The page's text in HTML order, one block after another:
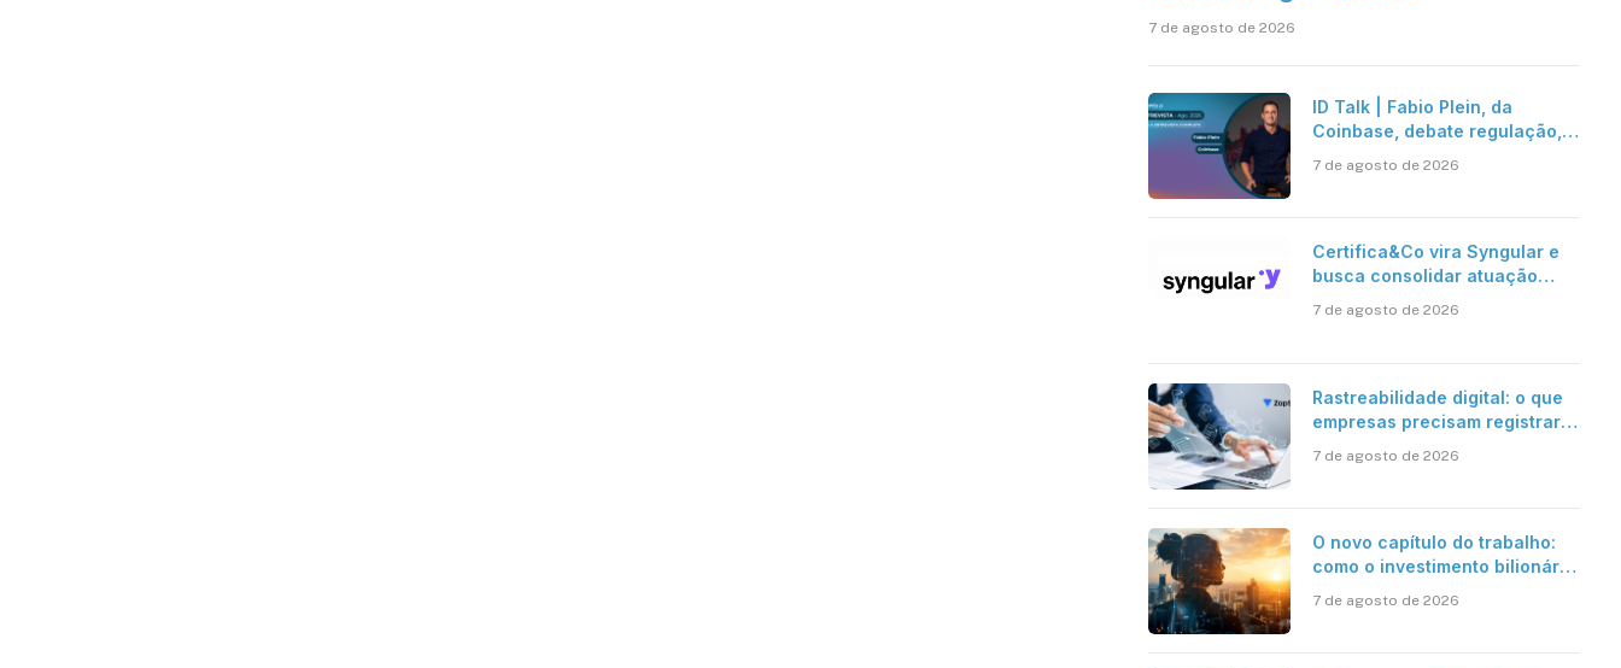
7 de agosto de 2026
ID Talk | Fabio Plein, da
Coinbase, debate regulação,
7 de agosto de 2026
Certifica&Co vira Syngular e
busca consolidar atuação
7 de agosto de 2026
Rastreabilidade digital: o que
empresas precisam registrar
7 de agosto de 2026
O novo capítulo do trabalho:
como o investimento bilionário
a verdadeira era da
7 de agosto de 2026